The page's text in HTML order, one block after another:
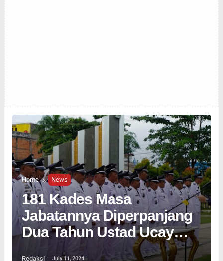
Home News
181 Kades Masa
Jabatannya Diperpanjang
Dua Tahun Ustad Ucay
Batubara Buat Ngakak
Redaksi July 11, 2024